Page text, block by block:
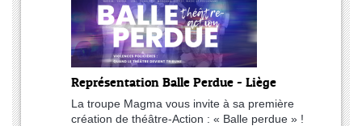
Représentation Balle Perdue - Liège
La troupe Magma vous invite à sa première
création de théâtre-Action : « Balle perdue » !